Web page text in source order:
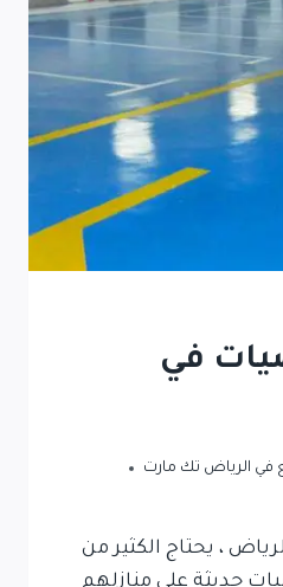
في
الرياض تك مارت
، يحتاج الكثير من
حديثة على منازلهم